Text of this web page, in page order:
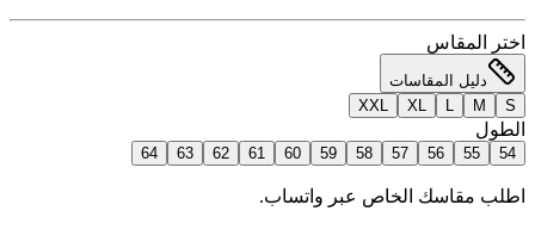
اختر المقاس
دليل المقاسات
S
M
XL
XXL
الطول
54
55
56
57
58
59
60
61
62
63
64
اطلب مقاسك الخاص عبر واتساب.